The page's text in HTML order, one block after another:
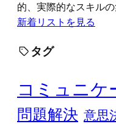
的、実際的なスキル
新着リストを見る
タグ
コミュニケ
問題解決 意思